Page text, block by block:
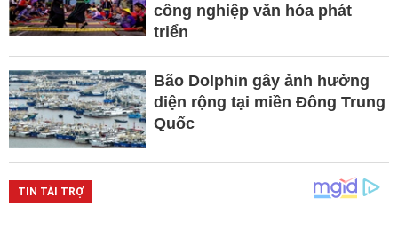
công nghiệp văn hóa phát
triển
Bão Dolphin gây ảnh hưởng
diện rộng tại miền Đông Trung
Quốc